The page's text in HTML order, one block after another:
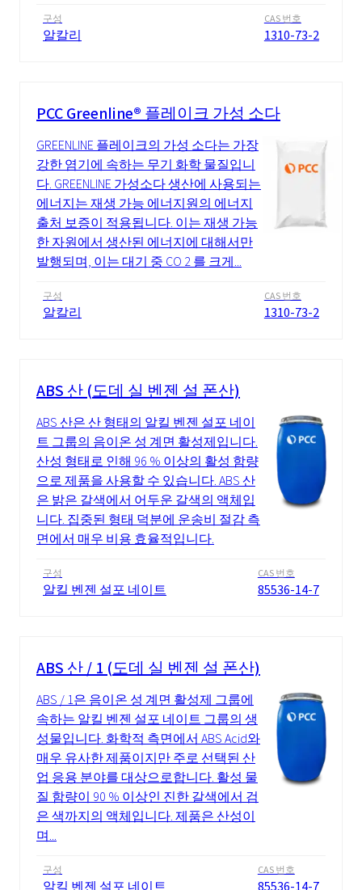
구성
알칼리
CAS 번호
1310-73-2
PCC Greenline® 플레이크 가성 소다
GREENLINE 플레이크의 가성 소다는 가장
강한 염기에 속하는 무기 화학 물질입니
다. GREENLINE 가성소다 생산에 사용되는
에너지는 재생 가능 에너지원의 에너지
출처 보증이 적용됩니다. 이는 재생 가능
한 자원에서 생산된 에너지에 대해서만
발행되며, 이는 대기 중 CO 2 를 크게...
구성
알칼리
CAS 번호
1310-73-2
ABS 산 (도데 실 벤젠 설 폰산)
ABS 산은 산 형태의 알킬 벤젠 설포 네이
트 그룹의 음이온 성 계면 활성제입니다.
산성 형태로 인해 96 % 이상의 활성 함량
으로 제품을 사용할 수 있습니다. ABS 산
은 밝은 갈색에서 어두운 갈색의 액체입
니다. 집중된 형태 덕분에 운송비 절감 측
면에서 매우 비용 효율적입니다.
구성
알킬 벤젠 설포 네이트
CAS 번호
85536-14-7
ABS 산 / 1 (도데 실 벤젠 설 폰산)
ABS / 1은 음이온 성 계면 활성제 그룹에
속하는 알킬 벤젠 설포 네이트 그룹의 생
성물입니다. 화학적 측면에서 ABS Acid와
매우 유사한 제품이지만 주로 선택된 산
업 응용 분야를 대상으로합니다. 활성 물
질 함량이 90 % 이상인 진한 갈색에서 검
은 색까지의 액체입니다. 제품은 산성이
며...
구성
알킬 벤젠 설포 네이트
CAS 번호
85536-14-7